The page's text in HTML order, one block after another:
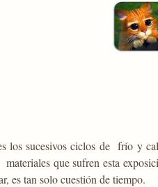
los sucesivos ciclos de frío y
que sufren esta
es tan solo cuestión de tiempo.